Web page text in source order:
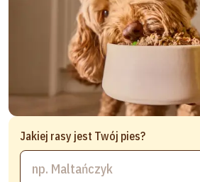
Jakiej rasy jest Twój pies?